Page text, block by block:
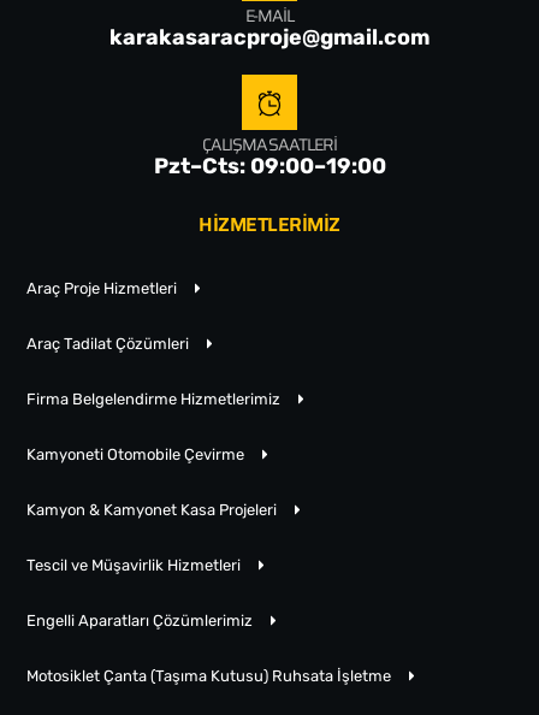
E-MAIL
karakasaracproje@gmail.com
ÇALIŞMA SAATLERI
Pzt–Cts: 09:00–19:00
HİZMETLERİMİZ
Araç Proje Hizmetleri
Araç Tadilat Çözümleri
Firma Belgelendirme Hizmetlerimiz
Kamyoneti Otomobile Çevirme
Kamyon & Kamyonet Kasa Projeleri
Tescil ve Müşavirlik Hizmetleri
Engelli Aparatları Çözümlerimiz
Motosiklet Çanta (Taşıma Kutusu) Ruhsata İşletme